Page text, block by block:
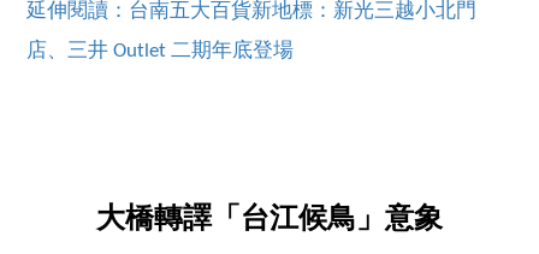
延伸閱讀：台南五大百貨新地標：新光三越小北門
店、三井 Outlet 二期年底登場
大橋轉譯「台江候鳥」意象